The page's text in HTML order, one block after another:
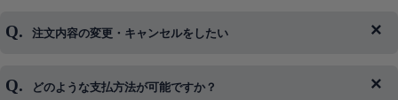
◆下記ページより、ログインIDの変更が可能です。
注文内容の変更・キャンセルをしたい
◆即日発送を行なっている関係上、午後以降のご連絡やキャンセル
どのような支払方法が可能ですか？